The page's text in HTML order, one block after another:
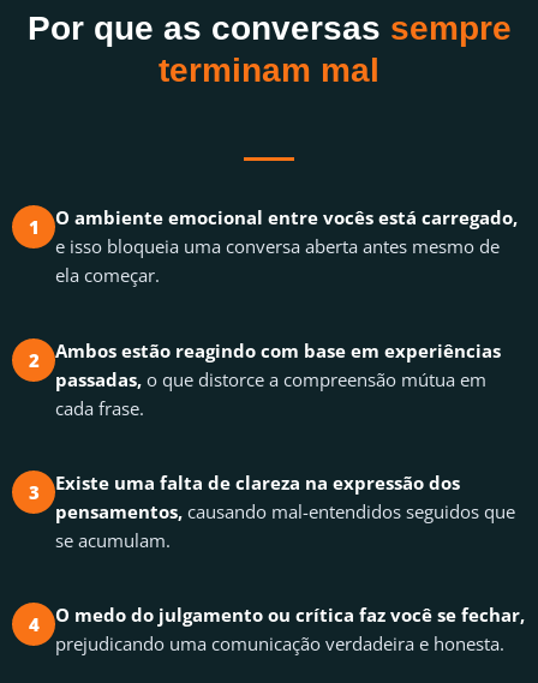
Por que as conversas sempre
terminam mal
1
O ambiente emocional entre vocês está carregado,
e isso bloqueia uma conversa aberta antes mesmo de
ela começar.
2
Ambos estão reagindo com base em experiências
passadas, o que distorce a compreensão mútua em
cada frase.
3
Existe uma falta de clareza na expressão dos
pensamentos, causando mal-entendidos seguidos que
se acumulam.
4
O medo do julgamento ou crítica faz você se fechar,
prejudicando uma comunicação verdadeira e honesta.